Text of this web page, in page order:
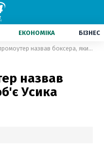
ЕКОНОМІКА БІЗНЕС
Відомий промоутер назвав боксера, який поб'є Усика
назвав
Усика